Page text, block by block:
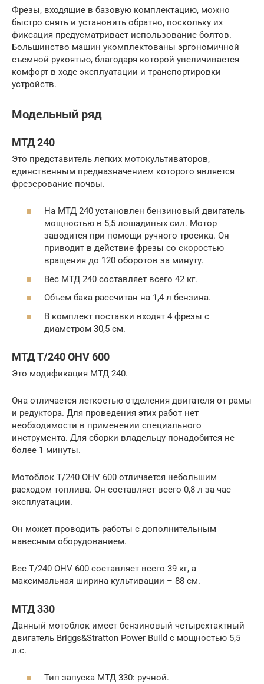
Фрезы, входящие в базовую комплектацию, можно
быстро снять и установить обратно, поскольку их
фиксация предусматривает использование болтов.
Большинство машин укомплектованы эргономичной
съемной рукоятью, благодаря которой увеличивается
комфорт в ходе эксплуатации и транспортировки
устройств.
Модельный ряд
МТД 240
Это представитель легких мотокультиваторов,
единственным предназначением которого является
фрезерование почвы.
На МТД 240 установлен бензиновый двигатель
мощностью в 5,5 лошадиных сил. Мотор
заводится при помощи ручного тросика. Он
приводит в действие фрезы со скоростью
вращения до 120 оборотов за минуту.
Вес МТД 240 составляет всего 42 кг.
Объем бака рассчитан на 1,4 л бензина.
В комплект поставки входят 4 фрезы с
диаметром 30,5 см.
МТД Т/240 OHV 600
Это модификация МТД 240.
Она отличается легкостью отделения двигателя от рамы
и редуктора. Для проведения этих работ нет
необходимости в применении специального
инструмента. Для сборки владельцу понадобится не
более 1 минуты.
Мотоблок Т/240 OHV 600 отличается небольшим
расходом топлива. Он составляет всего 0,8 л за час
эксплуатации.
Он может проводить работы с дополнительным
навесным оборудованием.
Вес Т/240 OHV 600 составляет всего 39 кг, а
максимальная ширина культивации – 88 см.
МТД 330
Данный мотоблок имеет бензиновый четырехтактный
двигатель Briggs&Stratton Power Build с мощностью 5,5
л.с.
Тип запуска МТД 330: ручной.